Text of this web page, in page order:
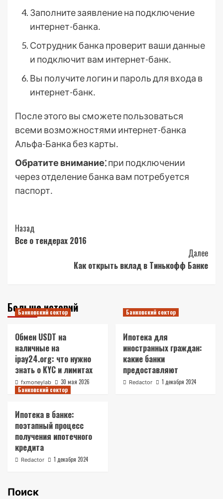
Заполните заявление на подключение
интернет-банка․
Сотрудник банка проверит ваши данные
и подключит вам интернет-банк․
Вы получите логин и пароль для входа в
интернет-банк․
После этого вы сможете пользоваться
всеми возможностями интернет-банка
Альфа-Банка без карты․
Обратите внимание⁚при подключении
через отделение банка вам потребуется
паспорт․
Post
Navigation
Назад
Все о тендерах 2016
Далее
Как открыть вклад в Тинькофф Банке
Больше историй
Банковский сектор
Обмен USDT на
наличные на
ipay24.org: что нужно
знать о KYC и лимитах
fxmoneylab 30 мая 2026
Банковский сектор
Ипотека для
иностранных граждан:
какие банки
предоставляют
Redactor
1 декабря 2024
Банковский сектор
Ипотека в банке:
поэтапный процесс
получения ипотечного
кредита
Redactor 1 декабря 2024
Поиск